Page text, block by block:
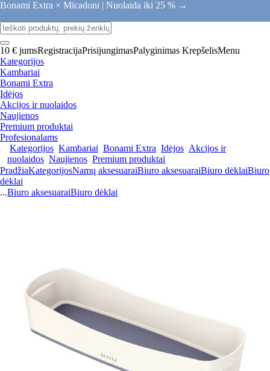
Bonami Extra × Micadoni | Nuolaida iki 25 % →
10 € jumsRegistracijaPrisijungimasPalyginimas KrepšelisMenu
Kategorijos
Kambariai
Bonami Extra
Idėjos
Akcijos ir nuolaidos
Naujienos
Premium produktai
Profesionalams
Kategorijos Kambariai Bonami Extra Idėjos Akcijos ir
nuolaidos Naujienos Premium produktai
PradžiaKategorijosNamų aksesuaraiBiuro aksesuaraiBiuro dėklaiBiuro
dėklai
...Biuro aksesuaraiBiuro dėklai